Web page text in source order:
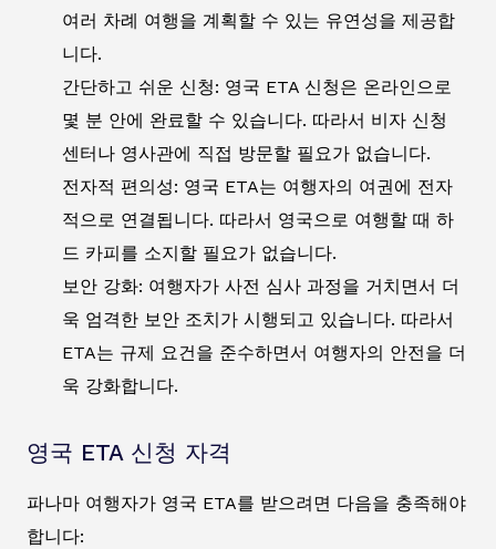
여러 차례 여행을 계획할 수 있는 유연성을 제공합
니다.
간단하고 쉬운 신청: 영국 ETA 신청은 온라인으로
몇 분 안에 완료할 수 있습니다. 따라서 비자 신청
센터나 영사관에 직접 방문할 필요가 없습니다.
전자적 편의성: 영국 ETA는 여행자의 여권에 전자
적으로 연결됩니다. 따라서 영국으로 여행할 때 하
드 카피를 소지할 필요가 없습니다.
보안 강화: 여행자가 사전 심사 과정을 거치면서 더
욱 엄격한 보안 조치가 시행되고 있습니다. 따라서
ETA는 규제 요건을 준수하면서 여행자의 안전을 더
욱 강화합니다.
영국 ETA 신청 자격
파나마 여행자가 영국 ETA를 받으려면 다음을 충족해야
합니다: